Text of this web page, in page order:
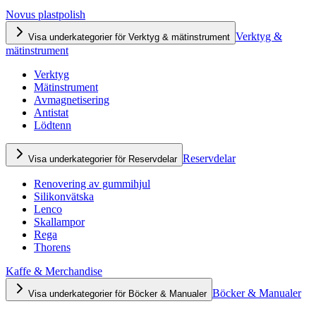
Novus plastpolish
Visa underkategorier för Verktyg & mätinstrument Verktyg &
mätinstrument
Verktyg
Mätinstrument
Avmagnetisering
Antistat
Lödtenn
Visa underkategorier för Reservdelar Reservdelar
Renovering av gummihjul
Silikonvätska
Lenco
Skallampor
Rega
Thorens
Kaffe & Merchandise
Visa underkategorier för Böcker & Manualer Böcker & Manualer